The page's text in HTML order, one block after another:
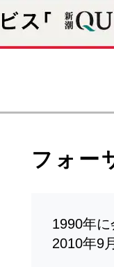
フォー
1990年
2010年9